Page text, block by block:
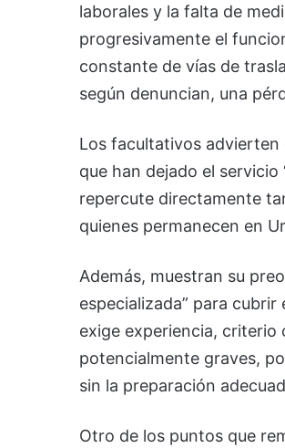
laborales y la falta de
progresivamente el
constante de vías de
según denuncian, una
Los facultativos advierten
que han dejado el
repercute directamente
quienes permanecen en
Además, muestran su
especializada” para
exige experiencia, criterio
potencialmente graves,
sin la preparación
Otro de los puntos que